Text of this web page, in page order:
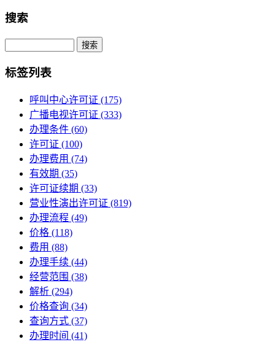
搜索
Search
标签列表
呼叫中心许可证 (175)
广播电视许可证 (333)
办理条件 (60)
许可证 (100)
办理费用 (74)
有效期 (35)
许可证续期 (33)
营业性演出许可证 (819)
办理流程 (49)
价格 (118)
费用 (88)
办理手续 (44)
经营范围 (38)
解析 (294)
价格查询 (34)
查询方式 (37)
办理时间 (41)